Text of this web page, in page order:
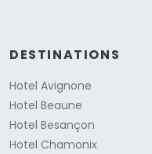
DESTINATIONS
Hotel Avignone
Hotel Beaune
Hotel Besançon
Hotel Chamonix